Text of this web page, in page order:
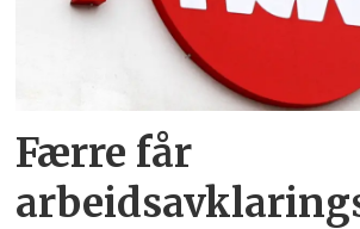
Færre får